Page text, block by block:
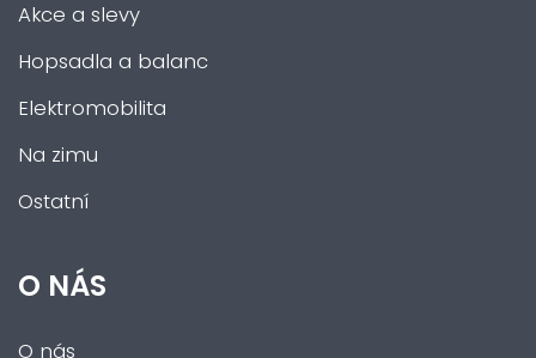
Akce a slevy
Hopsadla a balanc
Elektromobilita
Na zimu
Ostatní
O NÁS
O nás